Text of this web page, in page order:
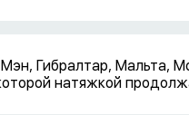
Гибралтар, Мальта,
натяжкой